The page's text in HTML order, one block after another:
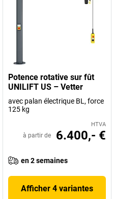
Potence rotative sur fût
UNILIFT US – Vetter
avec palan électrique BL, force
125 kg
HTVA
à partir de 6.400,- €
en 2 semaines
Afficher 4 variantes